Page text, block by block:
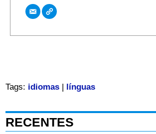
Tags: idiomas| línguas
RECENTES